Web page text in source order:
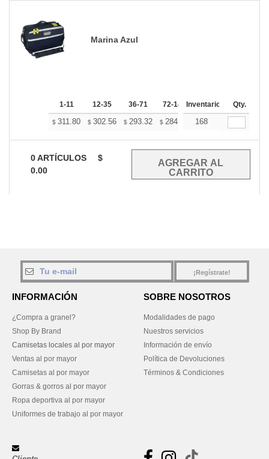
Marina Azul
1-11 12-35 36-71 72-143 144-287 288 +
Inventario Qty.
$ 311.80 $ 302.56 $ 293.32 $ 284.08 $274.84
168
0ARTÍCULOS
$
0.00
¡Regístrate!
INFORMACIÓN
¿Compra a granel?
Shop By Brand
Camisetas locales al por mayor
Ventas al por mayor
Camisetas al por mayor
Gorras & gorros al por mayor
Ropa deportiva al por mayor
Uniformes de trabajo al por mayor
SOBRE NOSOTROS
Modalidades de pago
Nuestros servicios
Información de envío
Política de Devoluciones
Términos & Condiciones